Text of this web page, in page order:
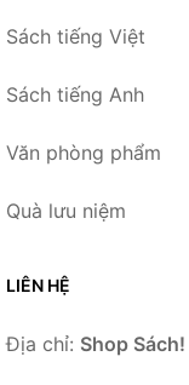
Sách tiếng Việt
Sách tiếng Anh
Văn phòng phẩm
Quà lưu niệm
LIÊN HỆ
Địa chỉ: Shop Sách!